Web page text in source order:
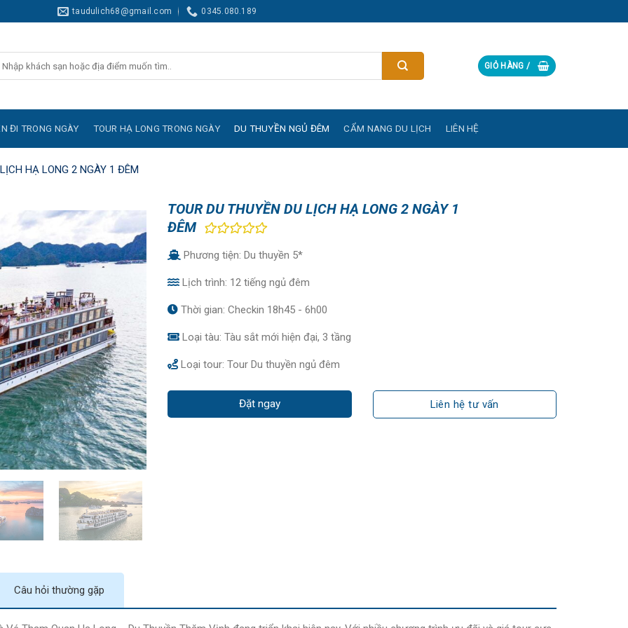
taudulich68@gmail.com 0345.080.189
GIỎ HÀNG /
ĐI TRONG NGÀY TOUR HẠ LONG TRONG NGÀY DU THUYỀN NGỦ ĐÊM CẨM NANG DU LỊCH LIÊN HỆ
HẠ LONG 2 NGÀY 1 ĐÊM
TOUR DU THUYỀN DU LỊCH HẠ LONG 2 NGÀY 1
ĐÊM
Phương tiện: Du thuyền 5*
Lịch trình: 12 tiếng ngủ đêm
Thời gian: Checkin 18h45 - 6h00
Loại tàu: Tàu sắt mới hiện đại, 3 tầng
Loại tour: Tour Du thuyền ngủ đêm
Đặt ngay Liên hệ tư vấn
Câu hỏi thường gặp